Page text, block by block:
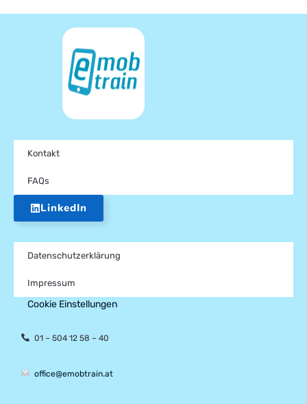
Kontakt
FAQs
LinkedIn
Datenschutzerklärung
Impressum
Cookie Einstellungen
01 – 504 12 58 – 40
office@emobtrain.at